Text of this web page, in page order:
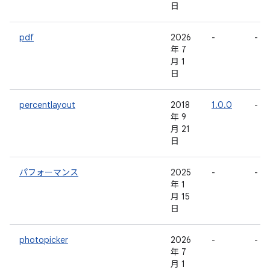
日
pdf
2026
年 7
月 1
日
- -
percentlayout
2018
年 9
月 21
日
1.0.0 -
パフォーマンス
2025
年 1
月 15
日
- -
photopicker
2026
年 7
月 1
- -